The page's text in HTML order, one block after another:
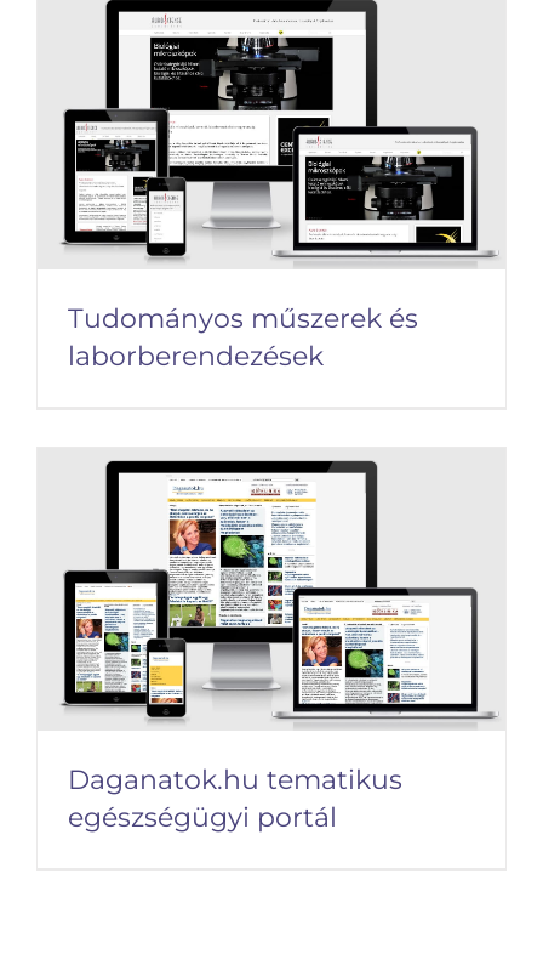
CRM szolgáltatás
laborberendezések
Tudományos műszerek és
laborberendezések
Daganatok.hu tematikus
egészségügyi portál